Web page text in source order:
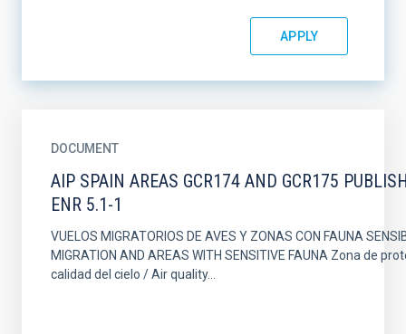
DOCUMENT
AIP SPAIN AREAS GCR174 AND GCR175
ENR 5.1-1
VUELOS MIGRATORIOS DE AVES Y ZONAS CON FAUNA
MIGRATION AND AREAS WITH SENSITIVE FAUNA Zona de
calidad del cielo / Air quality...